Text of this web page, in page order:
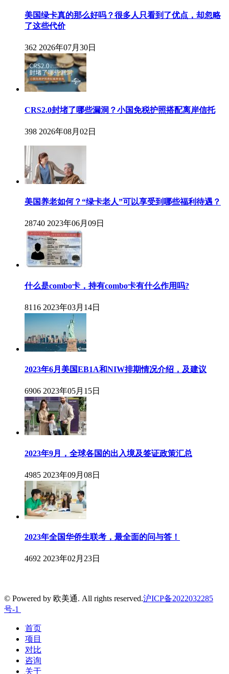
美国绿卡真的那么好吗？很多人只看到了优点，却忽略
了这些代价
362 2026年07月30日
CRS2.0封堵了哪些漏洞？小国免税护照搭配离岸信托
398 2026年08月02日
美国养老如何？“绿卡老人”可以享受到哪些福利待遇？
28740 2023年06月09日
什么是combo卡，持有combo卡有什么作用吗?
8116 2023年03月14日
2023年6月美国EB1A和NIW排期情况介绍，及建议
6906 2023年05月15日
2023年9月，全球各国的出入境及签证政策汇总
4985 2023年09月08日
2023年全国华侨生联考，最全面的问与答！
4692 2023年02月23日
© Powered by 欧美通. All rights reserved.沪ICP备2022032285
号-1
首页
项目
对比
咨询
关于